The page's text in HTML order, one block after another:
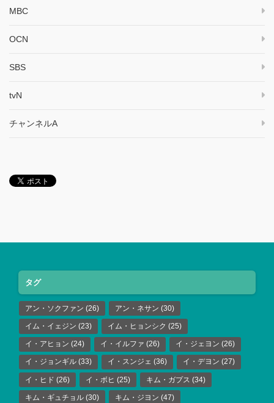
MBC
OCN
SBS
tvN
チャンネルA
タグ
アン・ソクファン (26) アン・ネサン (30)
イム・イェジン (23) イム・ヒョンシク (25)
イ・アヒョン (24) イ・イルファ (26) イ・ジェヨン (26)
イ・ジョンギル (33) イ・スンジェ (36) イ・デヨン (27)
イ・ヒド (26) イ・ボヒ (25) キム・ガプス (34)
キム・ギュチョル (30) キム・ジヨン (47)